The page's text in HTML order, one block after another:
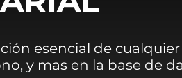
esencial de
y mas en la base de